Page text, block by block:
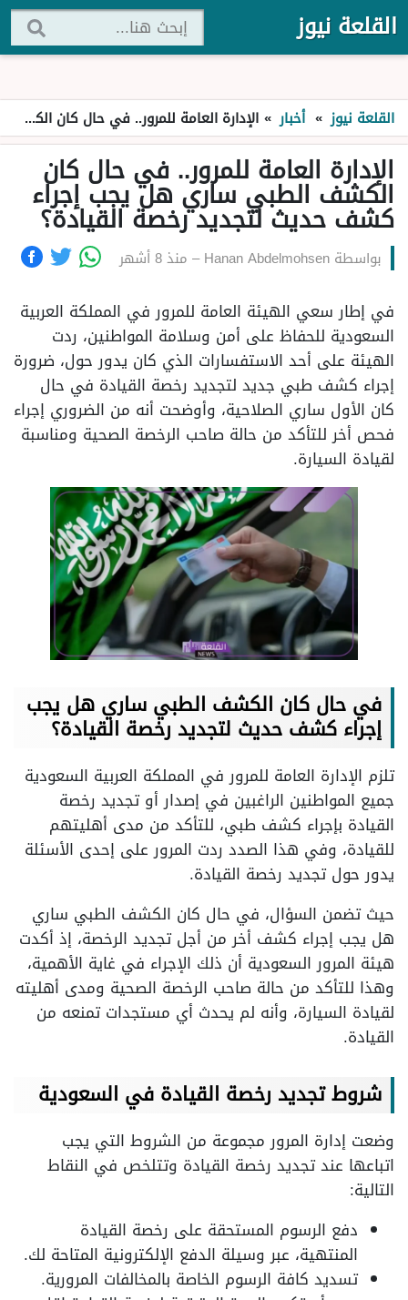
القلعة نيوز
القلعة نيوز » أخبار » الإدارة العامة للمرور.. في حال كان الكشف الطبي ساري هل يجب إجراء كشف حديث لتجديد رخصة القيادة؟
الإدارة العامة للمرور.. في حال كان
الكشف الطبي ساري هل يجب إجراء
كشف حديث لتجديد رخصة القيادة؟
بواسطة Hanan Abdelmohsen
– منذ 8 أشهر
في إطار سعي الهيئة العامة للمرور في المملكة العربية
السعودية للحفاظ على أمن وسلامة المواطنين، ردت
الهيئة على أحد الاستفسارات الذي كان يدور حول، ضرورة
إجراء كشف طبي جديد لتجديد رخصة القيادة في حال
كان الأول ساري الصلاحية، وأوضحت أنه من الضروري إجراء
فحص أخر للتأكد من حالة صاحب الرخصة الصحية ومناسبة
لقيادة السيارة.
في حال كان الكشف الطبي ساري هل يجب
إجراء كشف حديث لتجديد رخصة القيادة؟
تلزم الإدارة العامة للمرور في المملكة العربية السعودية
جميع المواطنين الراغبين في إصدار أو تجديد رخصة
القيادة بإجراء كشف طبي، للتأكد من مدى أهليتهم
للقيادة، وفي هذا الصدد ردت المرور على إحدى الأسئلة
يدور حول تجديد رخصة القيادة.
حيث تضمن السؤال، في حال كان الكشف الطبي ساري
هل يجب إجراء كشف أخر من أجل تجديد الرخصة، إذ أكدت
هيئة المرور السعودية أن ذلك الإجراء في غاية الأهمية،
وهذا للتأكد من حالة صاحب الرخصة الصحية ومدى أهليته
لقيادة السيارة، وأنه لم يحدث أي مستجدات تمنعه من
القيادة.
شروط تجديد رخصة القيادة في السعودية
وضعت إدارة المرور مجموعة من الشروط التي يجب
اتباعها عند تجديد رخصة القيادة وتتلخص في النقاط
التالية:
دفع الرسوم المستحقة على رخصة القيادة
المنتهية، عبر وسيلة الدفع الإلكترونية المتاحة لك.
تسديد كافة الرسوم الخاصة بالمخالفات المرورية.